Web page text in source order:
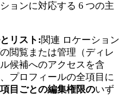
ョンに対応する 6 つの主
リスト:関連 ロケーション
閲覧または管理（ディレ
候補へのアクセスを含
プロフィールの全項目に
項目ごとの編集権限のいず